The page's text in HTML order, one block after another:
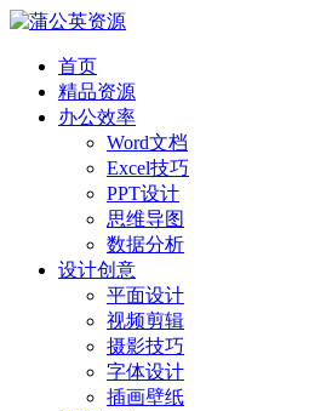
首页
精品资源
办公效率
Word文档
Excel技巧
PPT设计
思维导图
数据分析
设计创意
平面设计
视频剪辑
摄影技巧
字体设计
插画壁纸